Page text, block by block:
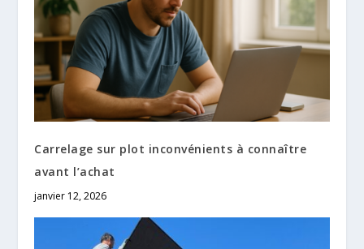
Carrelage sur plot inconvénients à connaître
avant l’achat
janvier 12, 2026